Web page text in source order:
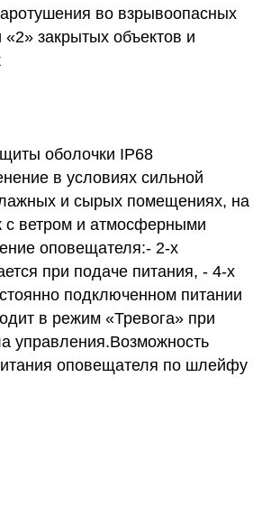
во взрывоопасных
«2» закрытых объектов и
оболочки IP68
в условиях сильной
и сырых помещениях, на
с ветром и атмосферными
оповещателя:- 2-х
при подаче питания, - 4-х
подключенном питании
в режим «Тревога» при
управления.Возможность
оповещателя по шлейфу